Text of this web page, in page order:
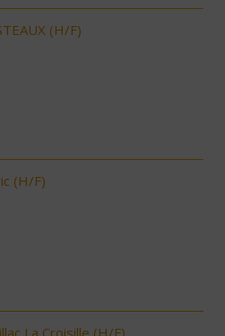
(H/F)
(H/F)
La Croisille (H/F)